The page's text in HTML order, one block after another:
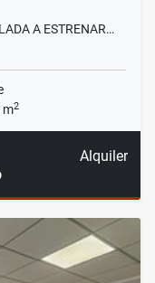
A ESTRENAR…
m2
Alquiler